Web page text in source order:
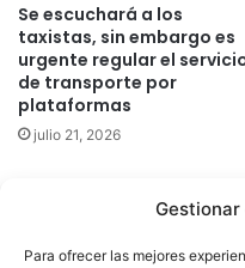
Para ofrecer las mejores
Se escuchará a los
taxistas, sin embargo es
urgente regular el
de transporte por
plataformas
julio 21, 2026